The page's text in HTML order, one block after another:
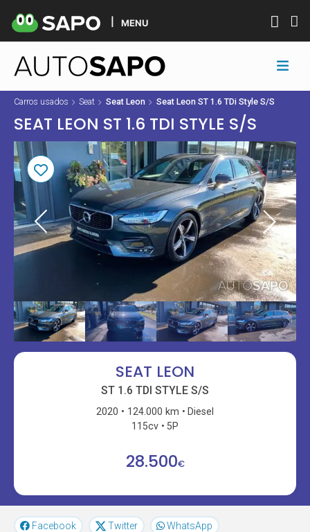
MENU
Carros usados Seat Seat Leon Seat Leon ST 1.6 TDi Style S/S
SEAT LEON ST 1.6 TDI STYLE S/S
SEAT LEON
ST 1.6 TDI STYLE S/S
2020 124.000 km
Diesel
115cv
5P
28.500€
Facebook Twitter WhatsApp